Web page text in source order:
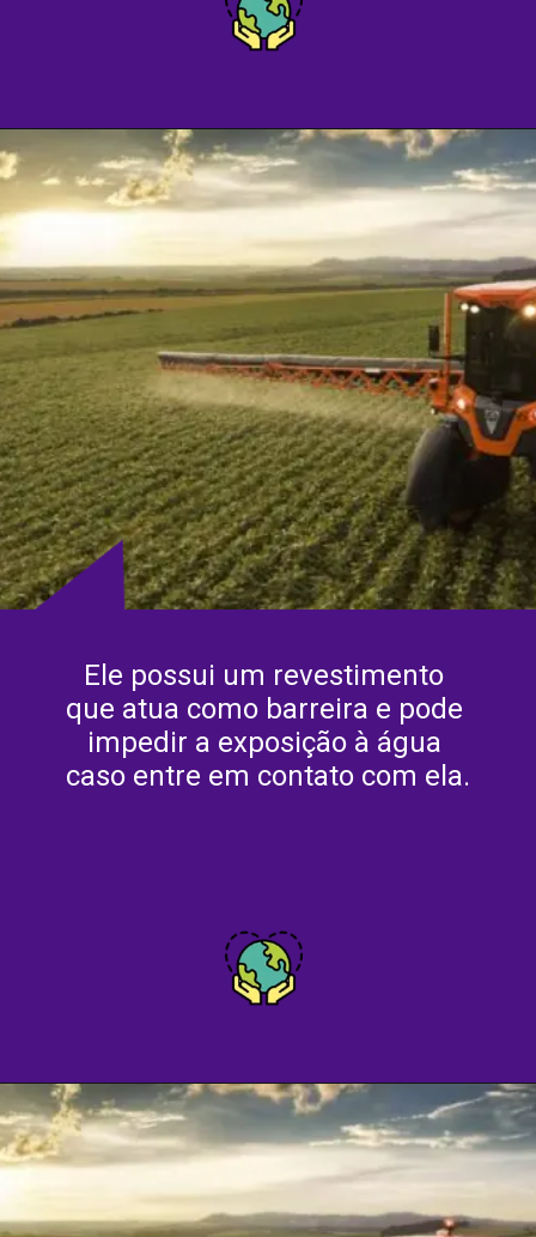
Ele possui um revestimento
que atua como barreira e pode
impedir a exposição à água
caso entre em contato com ela.